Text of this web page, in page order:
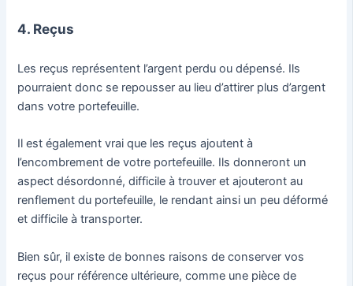
4. Reçus
Les reçus représentent l’argent perdu ou dépensé. Ils
pourraient donc se repousser au lieu d’attirer plus d’argent
dans votre portefeuille.
Il est également vrai que les reçus ajoutent à
l’encombrement de votre portefeuille. Ils donneront un
aspect désordonné, difficile à trouver et ajouteront au
renflement du portefeuille, le rendant ainsi un peu déformé
et difficile à transporter.
Bien sûr, il existe de bonnes raisons de conserver vos
reçus pour référence ultérieure, comme une pièce de